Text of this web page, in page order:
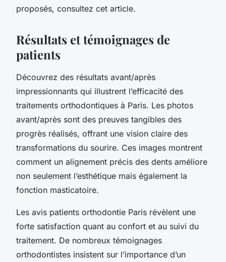
proposés, consultez cet article.
Résultats et témoignages de
patients
Découvrez des résultats avant/après
impressionnants qui illustrent l’efficacité des
traitements orthodontiques à Paris. Les photos
avant/après sont des preuves tangibles des
progrès réalisés, offrant une vision claire des
transformations du sourire. Ces images montrent
comment un alignement précis des dents améliore
non seulement l’esthétique mais également la
fonction masticatoire.
Les avis patients orthodontie Paris révèlent une
forte satisfaction quant au confort et au suivi du
traitement. De nombreux témoignages
orthodontistes insistent sur l’importance d’un